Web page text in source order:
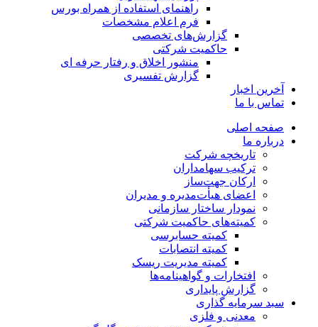
راهنمای استفاده از همراه بورس
فرم اعلام مشخصات
گزارش‌های تخصصی
حاکمیت شرکتی
منشور اخلاق و رفتار حرفه­ ای
گزارش تفسیری
آخرین اخبار
تماس با ما
صفحه اصلی
درباره ما
تاریخچه شرکت
ترکیب سهامداران
ارکان جهت‌ساز
اعضای هیأت‌مدیره و مدیران
نمودار ساختار سازمانی
کمیته‌های حاکمیت شرکتی
کمیته حسابرسی
کمیته انتصابات
کمیته مدیریت ریسک
افتخارات و گواهینامه‌ها
گزارش پایداری
سبد سرمایه گذاری
معدنی و فلزی